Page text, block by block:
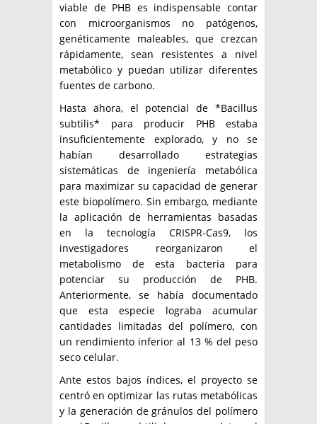
viable de PHB es indispensable contar
con microorganismos no patógenos,
genéticamente maleables, que crezcan
rápidamente, sean resistentes a nivel
metabólico y puedan utilizar diferentes
fuentes de carbono.
Hasta ahora, el potencial de *Bacillus
subtilis* para producir PHB estaba
insuficientemente explorado, y no se
habían desarrollado estrategias
sistemáticas de ingeniería metabólica
para maximizar su capacidad de generar
este biopolímero. Sin embargo, mediante
la aplicación de herramientas basadas
en la tecnología CRISPR-Cas9, los
investigadores reorganizaron el
metabolismo de esta bacteria para
potenciar su producción de PHB.
Anteriormente, se había documentado
que esta especie lograba acumular
cantidades limitadas del polímero, con
un rendimiento inferior al 13 % del peso
seco celular.
Ante estos bajos índices, el proyecto se
centró en optimizar las rutas metabólicas
y la generación de gránulos del polímero